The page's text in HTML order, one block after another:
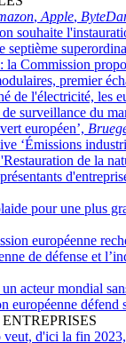
, Apple,
souhaite
septième
la Commission
premier
de l'électricité, les
surveillance du
européen’,
‘Émissions
de la
pour une plus
européenne
de défense et
un acteur mondial
européenne défend
d'ici la fin